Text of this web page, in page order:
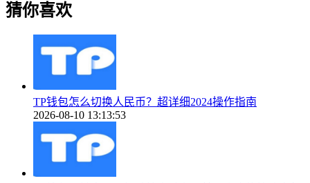
猜你喜欢
TP钱包怎么切换人民币？超详细2024操作指南
2026-08-10 13:13:53